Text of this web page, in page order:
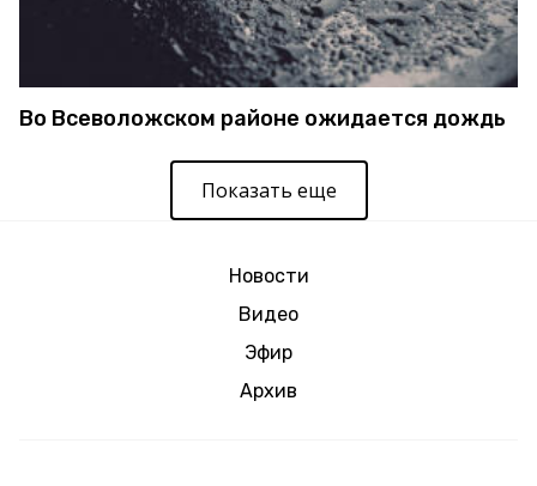
Во Всеволожском районе ожидается дождь
Показать еще
Новости
Видео
Эфир
Архив